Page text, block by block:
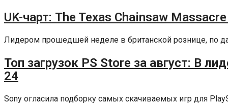
UK-чарт: The Texas Chainsaw
Лидером прошедшей неделе в британской рознице, по
Топ загрузок PS Store за август: В
24
Sony огласила подборку самых скачиваемых игр для